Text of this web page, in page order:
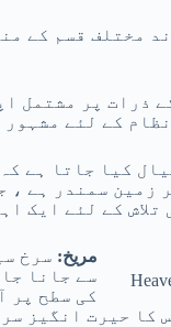
مختلف قسم کے
ذرات پر مشتمل
کیا جاتا ہے
زمین سمندر ہے ،
کے لئے ایک
مریخ: سرخ
سے جانا
کی سطح پر
کا حیرت انگیز